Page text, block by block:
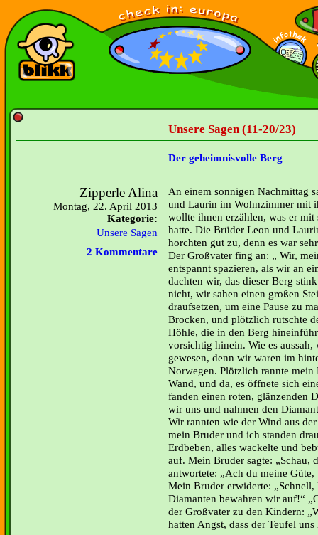
Unsere Sagen (11-20/23)
Der geheimnisvolle Berg
Zipperle Alina
Montag, 22. April 2013
Kategorie:
Unsere Sagen
2 Kommentare
An einem sonnigen Nachmittag
und Laurin im Wohnzimmer mit
wollte ihnen erzählen, was er
hatte. Die Brüder Leon und
horchten gut zu, denn es war
Der Großvater fing an: „ Wir,
entspannt spazieren, als wir an
dachten wir, das dieser Berg
nicht, wir sahen einen großen
draufsetzen, um eine Pause zu
Brocken, und plötzlich rutschte
Höhle, die in den Berg
vorsichtig hinein. Wie es
gewesen, denn wir waren im
Norwegen. Plötzlich rannte
Wand, und da, es öffnete sich
fanden einen roten, glänzenden
wir uns und nahmen den
Wir rannten wie der Wind aus
mein Bruder und ich standen
Erdbeben, alles wackelte und
auf. Mein Bruder sagte: „Schau,
antwortete: „Ach du meine Güte,
Mein Bruder erwiderte:
Diamanten bewahren wir auf!“
der Großvater zu den Kindern:
hatten Angst, dass der Teufel